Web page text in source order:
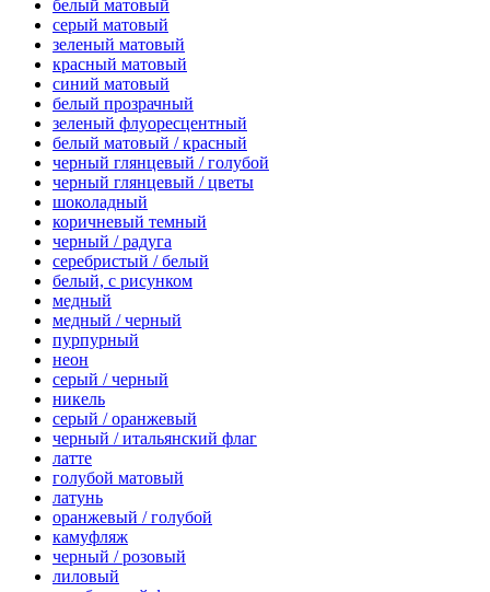
белый матовый
серый матовый
зеленый матовый
красный матовый
синий матовый
белый прозрачный
зеленый флуоресцентный
белый матовый / красный
черный глянцевый / голубой
черный глянцевый / цветы
шоколадный
коричневый темный
черный / радуга
серебристый / белый
белый, с рисунком
медный
медный / черный
пурпурный
неон
серый / черный
никель
серый / оранжевый
черный / итальянский флаг
латте
голубой матовый
латунь
оранжевый / голубой
камуфляж
черный / розовый
лиловый